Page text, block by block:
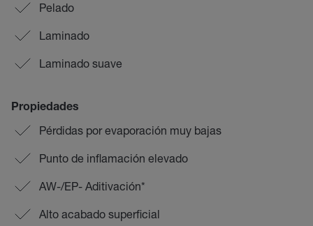
Pelado
Laminado
Laminado suave
Propiedades
Pérdidas por evaporación muy bajas
Punto de inflamación elevado
AW-/EP- Aditivación*
Alto acabado superficial